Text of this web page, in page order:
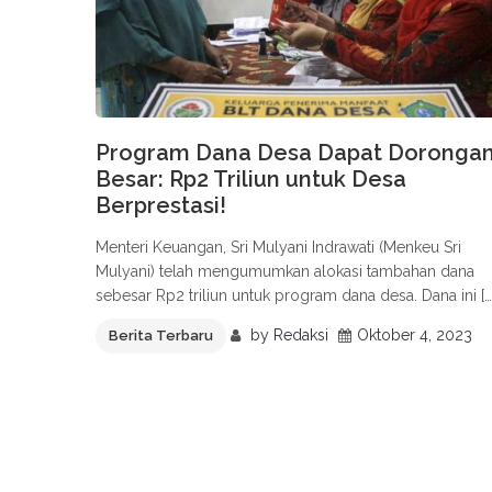
Program Dana Desa Dapat
Besar: Rp2 Triliun untuk Desa
Berprestasi!
Menteri Keuangan, Sri Mulyani Indrawati (Menkeu Sri
Mulyani) telah mengumumkan alokasi tambahan dana
sebesar Rp2 triliun untuk program dana desa. Dana ini
Berita Terbaru by Redaksi Oktober 4, 2023